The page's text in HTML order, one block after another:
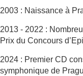
2003 : Naissance à
2013 - 2022 :
Prix du Concours
2024 : Premier CD
symphonique de